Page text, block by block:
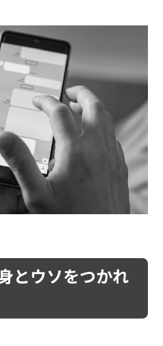
とウソをつかれ